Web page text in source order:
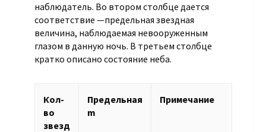
наблюдатель. Во втором столбце дается
соответствие —предельная звездная
величина, наблюдаемая невооруженным
глазом в данную ночь. В третьем столбце
кратко описано состояние неба.
Кол-
во
звезд
Предельная
m
Примечание